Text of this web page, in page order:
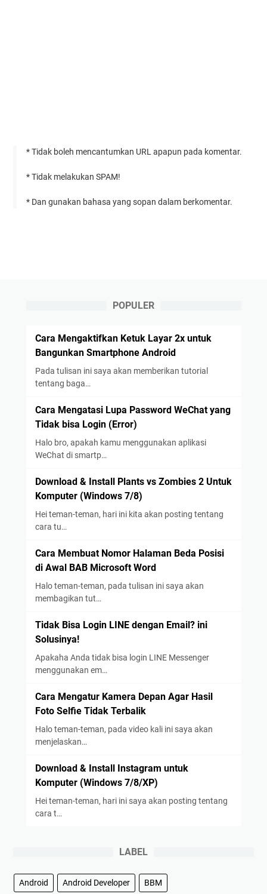
* Tidak boleh mencantumkan URL apapun pada komentar.
* Tidak melakukan SPAM!
* Dan gunakan bahasa yang sopan dalam berkomentar.
POPULER
Cara Mengaktifkan Ketuk Layar 2x untuk
Bangunkan Smartphone Android
Pada tulisan ini saya akan memberikan tutorial
tentang baga…
Cara Mengatasi Lupa Password WeChat yang
Tidak bisa Login (Error)
Halo bro, apakah kamu menggunakan aplikasi
WeChat di smartp…
Download & Install Plants vs Zombies 2 Untuk
Komputer (Windows 7/8)
Hei teman-teman, hari ini kita akan posting tentang
cara tu…
Cara Membuat Nomor Halaman Beda Posisi
di Awal BAB Microsoft Word
Halo teman-teman, pada tulisan ini saya akan
membagikan tut…
Tidak Bisa Login LINE dengan Email? ini
Solusinya!
Apakaha Anda tidak bisa login LINE Messenger
menggunakan em…
Cara Mengatur Kamera Depan Agar Hasil
Foto Selfie Tidak Terbalik
Halo teman-teman, pada video kali ini saya akan
menjelaskan…
Download & Install Instagram untuk
Komputer (Windows 7/8/XP)
Hei teman-teman, hari ini saya akan posting tentang
cara t…
LABEL
Android Android Developer BBM